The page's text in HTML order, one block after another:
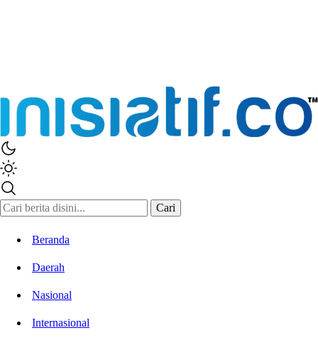
Inisiatif.co
Stay Connected Stay Informed
Cari
Beranda
Daerah
Nasional
Internasional